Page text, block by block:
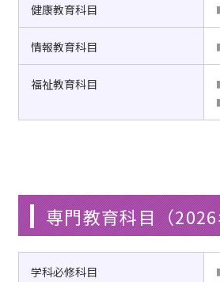
健康教育科目
情報教育科目
福祉教育科目
専門教育科目（
学科必修科目